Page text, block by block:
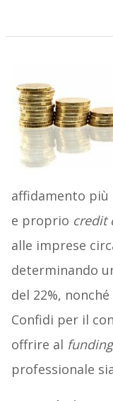
affidamento più
e proprio credit
alle imprese
determinando
del 22%,
Confidi per il
offrire al
professionale